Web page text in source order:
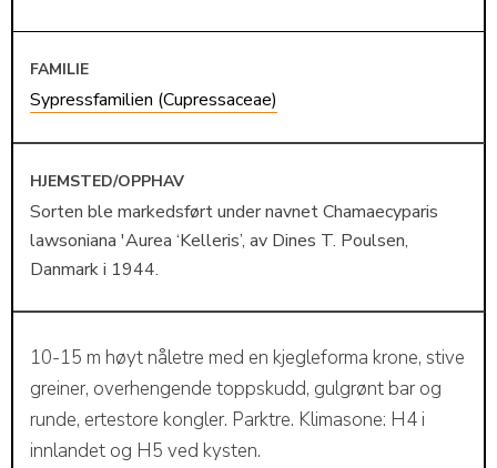
FAMILIE
Sypressfamilien (Cupressaceae)
HJEMSTED/OPPHAV
Sorten ble markedsført under navnet Chamaecyparis
lawsoniana 'Aurea ‘Kelleris’, av Dines T. Poulsen,
Danmark i 1944.
10-15 m høyt nåletre med en kjegleforma krone, stive
greiner, overhengende toppskudd, gulgrønt bar og
runde, ertestore kongler. Parktre. Klimasone: H4 i
innlandet og H5 ved kysten.